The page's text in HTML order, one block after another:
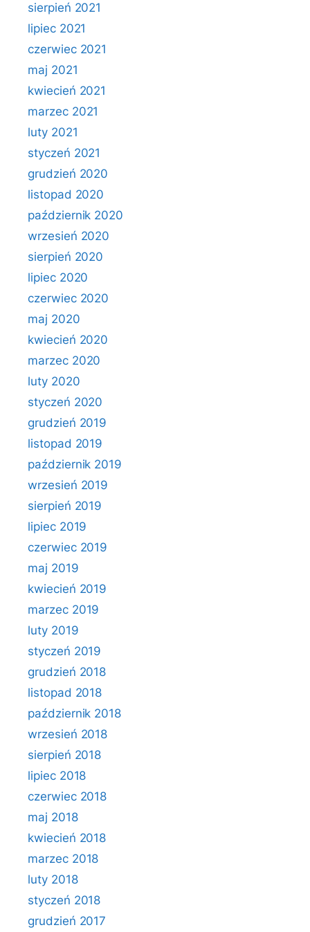
sierpień 2021
lipiec 2021
czerwiec 2021
maj 2021
kwiecień 2021
marzec 2021
luty 2021
styczeń 2021
grudzień 2020
listopad 2020
październik 2020
wrzesień 2020
sierpień 2020
lipiec 2020
czerwiec 2020
maj 2020
kwiecień 2020
marzec 2020
luty 2020
styczeń 2020
grudzień 2019
listopad 2019
październik 2019
wrzesień 2019
sierpień 2019
lipiec 2019
czerwiec 2019
maj 2019
kwiecień 2019
marzec 2019
luty 2019
styczeń 2019
grudzień 2018
listopad 2018
październik 2018
wrzesień 2018
sierpień 2018
lipiec 2018
czerwiec 2018
maj 2018
kwiecień 2018
marzec 2018
luty 2018
styczeń 2018
grudzień 2017